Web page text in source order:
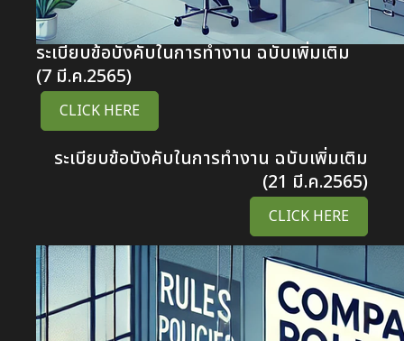
ระเบียบข้อบังคับในการทำงาน ฉบับเพิ่มเติม
(7 มี.ค.2565)
CLICK HERE
ระเบียบข้อบังคับในการทำงาน ฉบับเพิ่มเติม
(21 มี.ค.2565)
CLICK HERE